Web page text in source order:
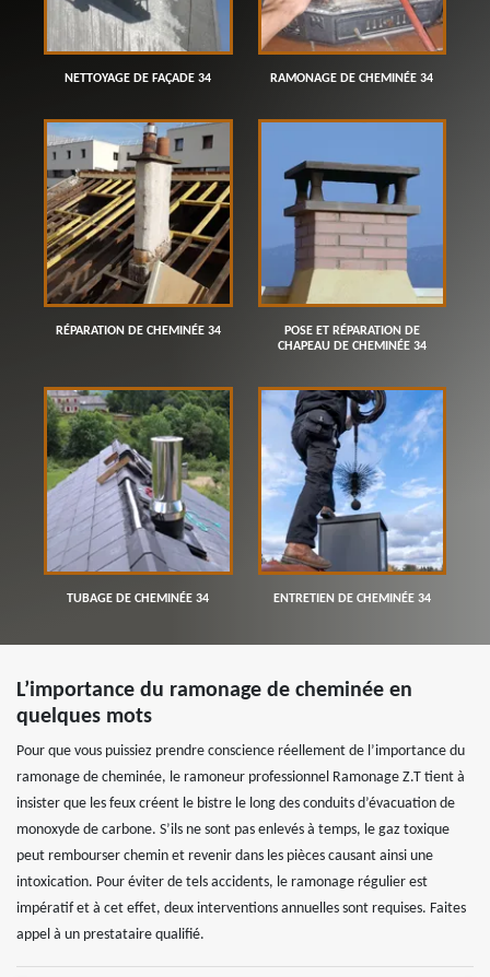
NETTOYAGE DE FAÇADE 34 RAMONAGE DE CHEMINÉE 34
RÉPARATION DE CHEMINÉE 34
POSE ET RÉPARATION DE
CHAPEAU DE CHEMINÉE 34
TUBAGE DE CHEMINÉE 34 ENTRETIEN DE CHEMINÉE 34
L’importance du ramonage de cheminée en
quelques mots
Pour que vous puissiez prendre conscience réellement de l’importance du
ramonage de cheminée, le ramoneur professionnel Ramonage Z.T tient à
insister que les feux créent le bistre le long des conduits d’évacuation de
monoxyde de carbone. S’ils ne sont pas enlevés à temps, le gaz toxique
peut rembourser chemin et revenir dans les pièces causant ainsi une
intoxication. Pour éviter de tels accidents, le ramonage régulier est
impératif et à cet effet, deux interventions annuelles sont requises. Faites
appel à un prestataire qualifié.